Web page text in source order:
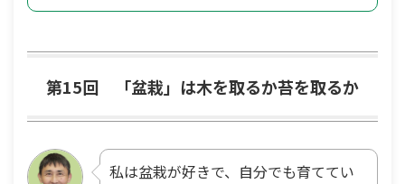
第15回 「盆栽」は木を取るか苔を取るか
私は盆栽が好きで、自分でも育ててい